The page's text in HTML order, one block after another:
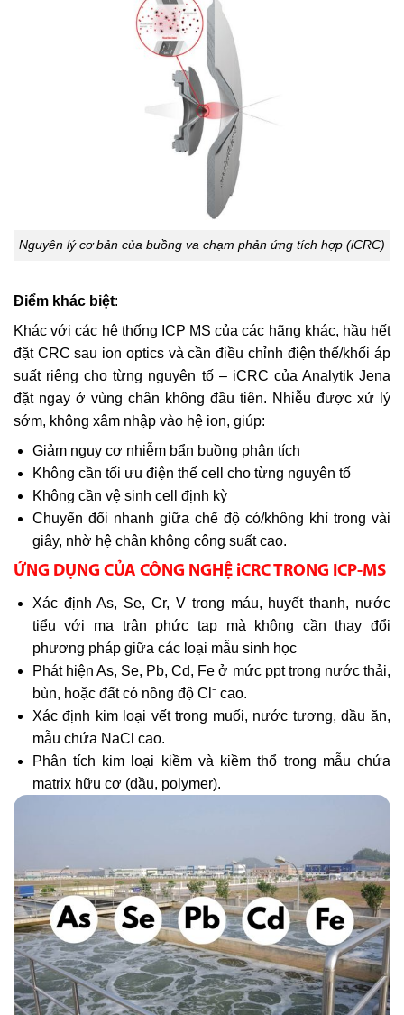
Nguyên lý cơ bản của buồng va chạm phản ứng tích hợp (iCRC)
Điểm khác biệt:
Khác với các hệ thống ICP MS của các hãng khác, hầu hết
đặt CRC sau ion optics và cần điều chỉnh điện thế/khối áp
suất riêng cho từng nguyên tố – iCRC của Analytik Jena
đặt ngay ở vùng chân không đầu tiên. Nhiễu được xử lý
sớm, không xâm nhập vào hệ ion, giúp:
Giảm nguy cơ nhiễm bẩn buồng phân tích
Không cần tối ưu điện thế cell cho từng nguyên tố
Không cần vệ sinh cell định kỳ
Chuyển đổi nhanh giữa chế độ có/không khí trong vài
giây, nhờ hệ chân không công suất cao.
ỨNG DỤNG CỦA CÔNG NGHỆ iCRC TRONG ICP-MS
Xác định As, Se, Cr, V trong máu, huyết thanh, nước
tiểu với ma trận phức tạp mà không cần thay đổi
phương pháp giữa các loại mẫu sinh học
Phát hiện As, Se, Pb, Cd, Fe ở mức ppt trong nước thải,
bùn, hoặc đất có nồng độ Cl⁻ cao.
Xác định kim loại vết trong muối, nước tương, dầu ăn,
mẫu chứa NaCl cao.
Phân tích kim loại kiềm và kiềm thổ trong mẫu chứa
matrix hữu cơ (dầu, polymer).